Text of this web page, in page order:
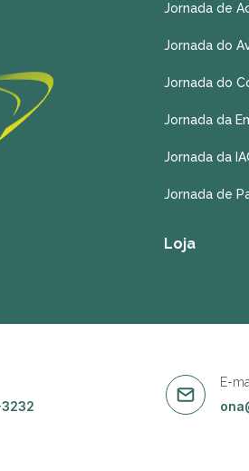
Jornada de
Jornada do
Jornada do
Jornada da
Jornada da
Jornada de
Loja
3232
E-